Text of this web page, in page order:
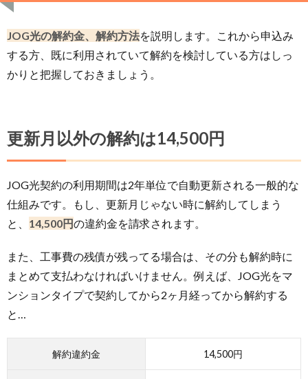
JOG光の解約金、解約方法を説明します。これから申込み
する方、既に利用されていて解約を検討している方はしっ
かりと把握しておきましょう。
更新月以外の解約は14,500円
JOG光契約の利用期間は2年単位で自動更新される一般的な
仕組みです。もし、更新月じゃない時に解約してしまう
と、 14,500円の違約金を請求されます。
また、工事費の残債が残ってる場合は、その分も解約時に
まとめて支払わなければいけません。例えば、JOG光をマ
ンションタイプで契約してから2ヶ月経ってから解約する
と…
解約違約金 14,500円